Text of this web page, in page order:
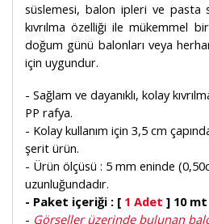
süslemesi, balon ipleri ve pasta
kıvrılma özelliği ile mükemmel
doğum günü balonları veya
için uygundur.
- Sağlam ve dayanıklı, kolay
PP rafya.
- Kolay kullanım için 3,5 cm
şerit ürün.
- Ürün ölçüsü : 5 mm eninde
uzunluğundadır.
- Paket içeriği : [ 1 Adet ] 10
- Görseller üzerinde bulunan